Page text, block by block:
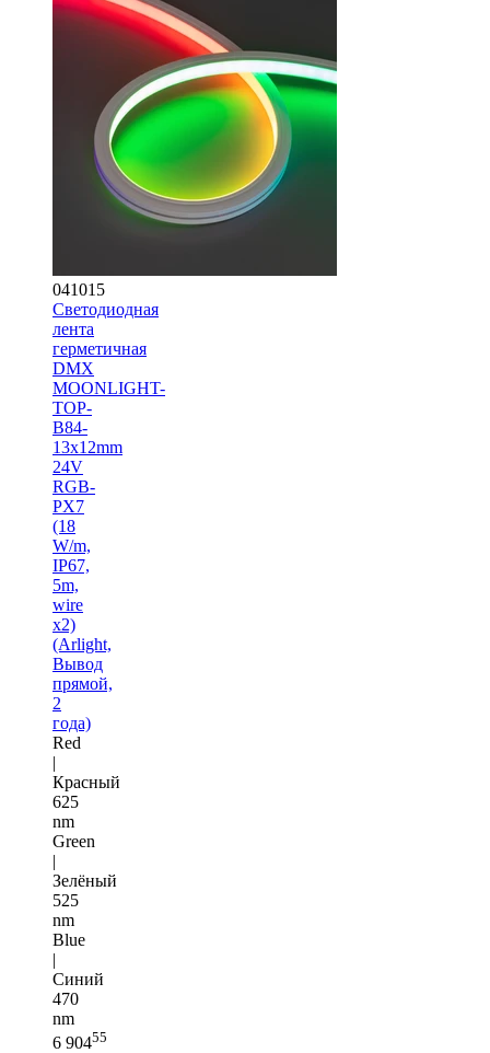
041015
Светодиодная
лента
герметичная
DMX
MOONLIGHT-
TOP-
B84-
13x12mm
24V
RGB-
PX7
(18
W/m,
IP67,
5m,
wire
x2)
(Arlight,
Вывод
прямой,
2
года)
Red
|
Красный
625
nm
Green
|
Зелёный
525
nm
Blue
|
Синий
470
nm
6 90455